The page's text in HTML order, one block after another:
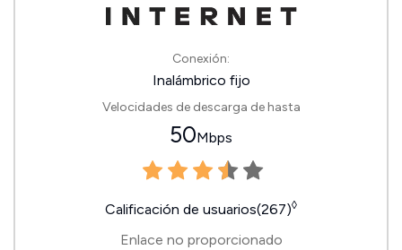
Conexión:
Inalámbrico fijo
Velocidades de descarga de hasta
50Mbps
Calificación de usuarios(267)◊
Enlace no proporcionado